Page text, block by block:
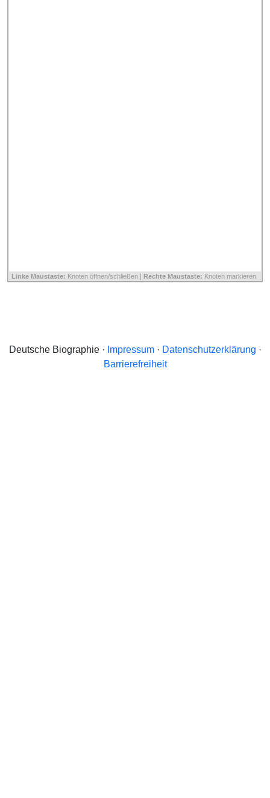
Linke Maustaste: Knoten öffnen/schließen | Rechte Maustaste: Knoten markieren
Deutsche Biographie · Impressum· Datenschutzerklärung ·
Barrierefreiheit